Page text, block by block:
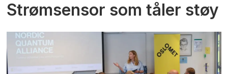
Strømsensor som tåler støy